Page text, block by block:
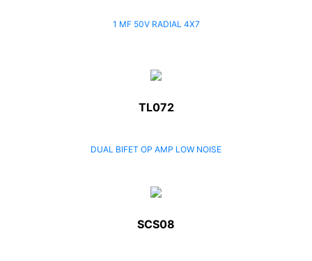
1 MF 50V RADIAL 4X7
TL072
DUAL BIFET OP AMP LOW NOISE
SCS08